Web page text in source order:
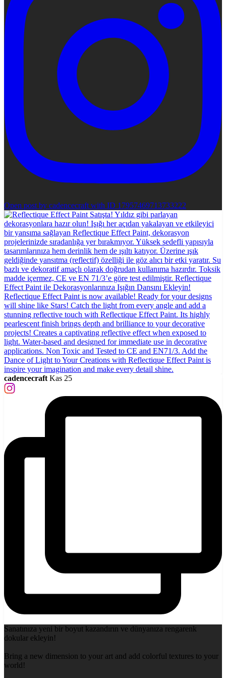
Open post by cadencecraft with ID 17957469713733222
cadencecraft Kas 25
Sanatınıza yeni bir boyut kazandırın ve dünyanıza rengarenk
dokular ekleyin!
Bring a new dimension to your art and add colorful textures to your
world!